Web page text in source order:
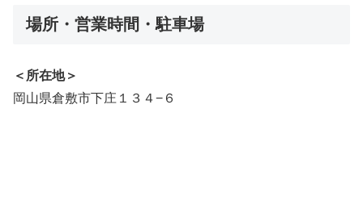
場所・営業時間・駐車場
＜所在地＞
岡山県倉敷市下庄１３４−６